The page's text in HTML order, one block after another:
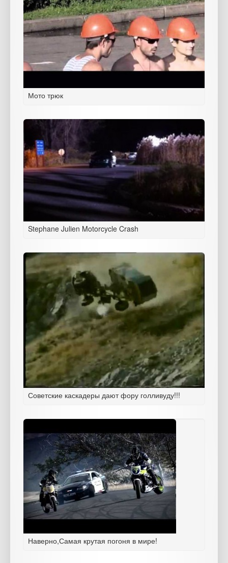
Мото трюк
Stephane Julien Motorcycle Crash
Советские каскадеры дают фору голливуду!!!
Наверно,Самая крутая погоня в мире!